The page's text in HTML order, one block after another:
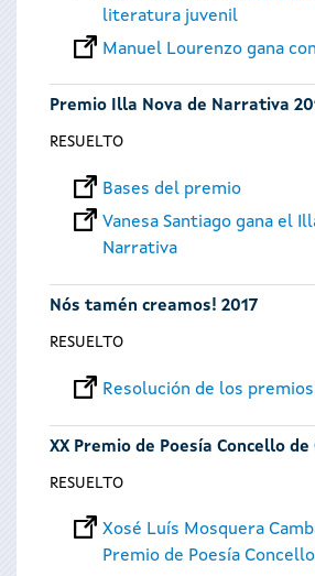
literatura juvenil
Manuel Lourenzo gana
Premio Illa Nova de Narrativa
RESUELTO
Bases del premio
Vanesa Santiago gana el
Narrativa
Nós tamén creamos! 2017
RESUELTO
Resolución de los premios
XX Premio de Poesía Concello
RESUELTO
Xosé Luís Mosquera
Premio de Poesía